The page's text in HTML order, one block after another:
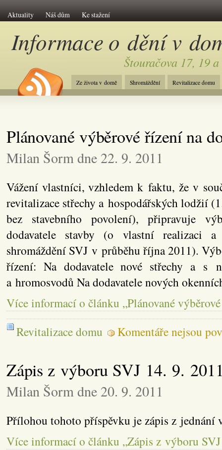
Aktuality Náš dům Ke stažení
Informace o dění v
Štouračova 17, 19
Ze života v domě Shromáždění Revitalizace domu
Plánované výběrové řízení na
Milan Šorm dne 22. 9. 2011
Vážení vlastníci, vzhledem k faktu, že v
revitalizace střechy a hospodářských lodžií
bez stavebního povolení), připravuje
dodavatele stavby (o vlastní realizaci a
shromáždění SVJ v průběhu října 2011).
řízení: Na dodavatele nové střechy a s
a hromosvodů Na dodavatele nových
Více informací o článku „Plánované
Revitalizace domu
Komentáře nejsou
Zápis z výboru SVJ 14. 9.
Milan Šorm dne 20. 9. 2011
Přílohou tohoto příspěvku je zápis z jednání
Více informací o článku „Zápis z výboru